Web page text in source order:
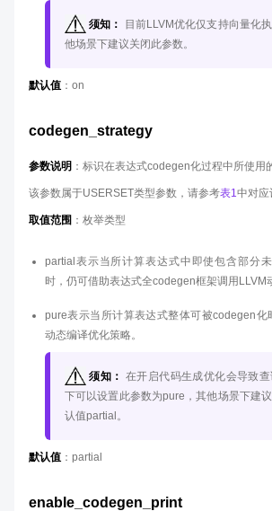
须知：
目前LLVM优化仅支持向量化
他场景下建议关闭此参数。
默认值 ：on
codegen_strategy
参数说明 ：标识在表达式codegen化过程中所使用
该参数属于USERSET类型参数，请参考表1中对应
取值范围 ：枚举类型
partial表示当所计算表达式中即使包含部分
时，仍可借助表达式全codegen框架调用LLVM
pure表示当所计算表达式整体可被codegen化
动态编译优化策略。
须知： 在开启代码生成优化会导致
下可以设置此参数为pure，其他场景下建
认值partial。
默认值 ：partial
enable_codegen_print